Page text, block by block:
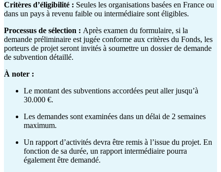
Critères d’éligibilité : Seules les organisations basées en France ou
dans un pays à revenu faible ou intermédiaire sont éligibles.
Processus de sélection : Après examen du formulaire, si la
demande préliminaire est jugée conforme aux critères du Fonds, les
porteurs de projet seront invités à soumettre un dossier de demande
de subvention détaillé.
À noter :
Le montant des subventions accordées peut aller jusqu’à
30.000 €.
Les demandes sont examinées dans un délai de 2 semaines
maximum.
Un rapport d’activités devra être remis à l’issue du projet. En
fonction de sa durée, un rapport intermédiaire pourra
également être demandé.